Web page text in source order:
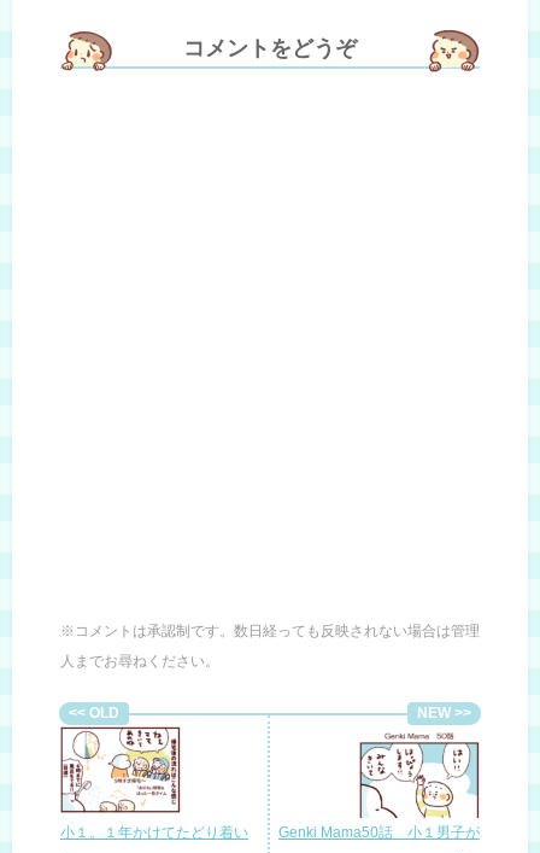
コメントをどうぞ
※コメントは承認制です。数日経っても反映されない場合は管理
人までお尋ねください。
小１。１年かけてたどり着い
Genki Mama50話 小１男子が